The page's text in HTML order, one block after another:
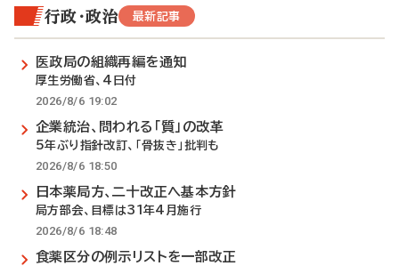
行政・政治 最新記事
医政局の組織再編を通知
厚生労働省、4日付
2026/8/6 19:02
企業統治、問われる「質」の改革
5年ぶり指針改訂、「骨抜き」批判も
2026/8/6 18:50
日本薬局方、二十改正へ基本方針
局方部会、目標は31年4月施行
2026/8/6 18:48
食薬区分の例示リストを一部改正